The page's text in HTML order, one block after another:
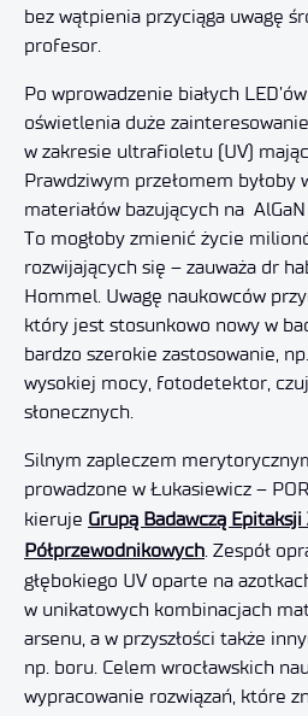
bez wątpienia przyciąga uwagę
profesor.
Po wprowadzenie białych
oświetlenia duże
w zakresie ultrafioletu (UV)
Prawdziwym przełomem byłoby
materiałów bazujących na
To mogłoby zmienić życie
rozwijających się – zauważa dr
Hommel. Uwagę naukowców
który jest stosunkowo nowy w
bardzo szerokie zastosowanie,
wysokiej mocy, fotodetektor,
słonecznych.
Silnym zapleczem
prowadzone w Łukasiewicz –
kieruje Grupą Badawczą Epitaksji
Półprzewodnikowych . Zespół
głębokiego UV oparte na
w unikatowych kombinacjach
arsenu, a w przyszłości także
np. boru. Celem wrocławskich
wypracowanie rozwiązań, które